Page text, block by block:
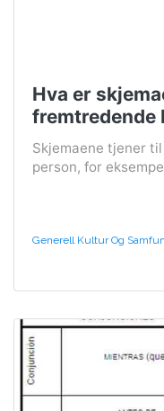
Hva er
fremtredende
Skjemaene tjener
person, for
Generell Kultur Og